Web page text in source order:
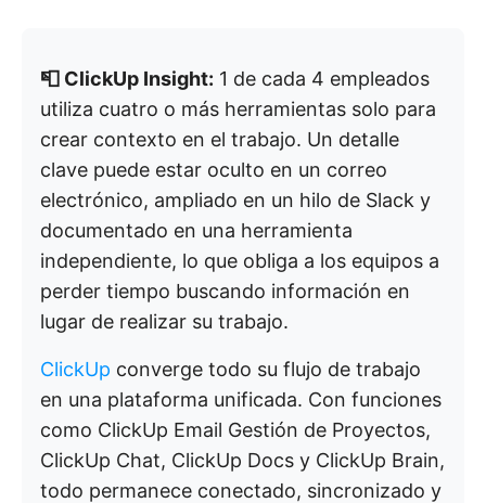
📮 ClickUp Insight: 1 de cada 4 empleados
utiliza cuatro o más herramientas solo para
crear contexto en el trabajo. Un detalle
clave puede estar oculto en un correo
electrónico, ampliado en un hilo de Slack y
documentado en una herramienta
independiente, lo que obliga a los equipos a
perder tiempo buscando información en
lugar de realizar su trabajo.
ClickUp converge todo su flujo de trabajo
en una plataforma unificada. Con funciones
como ClickUp Email Gestión de Proyectos,
ClickUp Chat, ClickUp Docs y ClickUp Brain,
todo permanece conectado, sincronizado y